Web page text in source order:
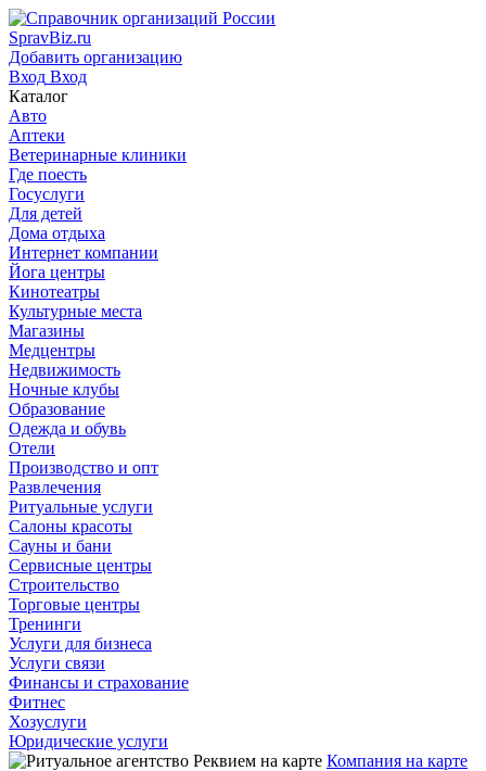
SpravBiz.ru
Добавить организацию
Вход Вход
Каталог
Авто
Аптеки
Ветеринарные клиники
Где поесть
Госуслуги
Для детей
Дома отдыха
Интернет компании
Йога центры
Кинотеатры
Культурные места
Магазины
Медцентры
Недвижимость
Ночные клубы
Образование
Одежда и обувь
Отели
Производство и опт
Развлечения
Ритуальные услуги
Салоны красоты
Сауны и бани
Сервисные центры
Строительство
Торговые центры
Тренинги
Услуги для бизнеса
Услуги связи
Финансы и страхование
Фитнес
Хозуслуги
Юридические услуги
Компания на карте